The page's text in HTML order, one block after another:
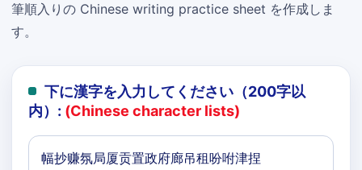
筆順入りの Chinese writing practice sheet を作成しま
す。
下に漢字を入力してください（200字以
内）: (Chinese character lists)